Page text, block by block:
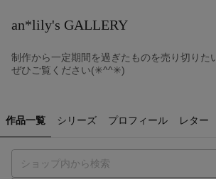
an*lily's GALLERY
制作から一定期間を過ぎたものを売り切りた
ぜひご覧ください(✳︎^^✳︎)
作品一覧 シリーズ プロフィール レター